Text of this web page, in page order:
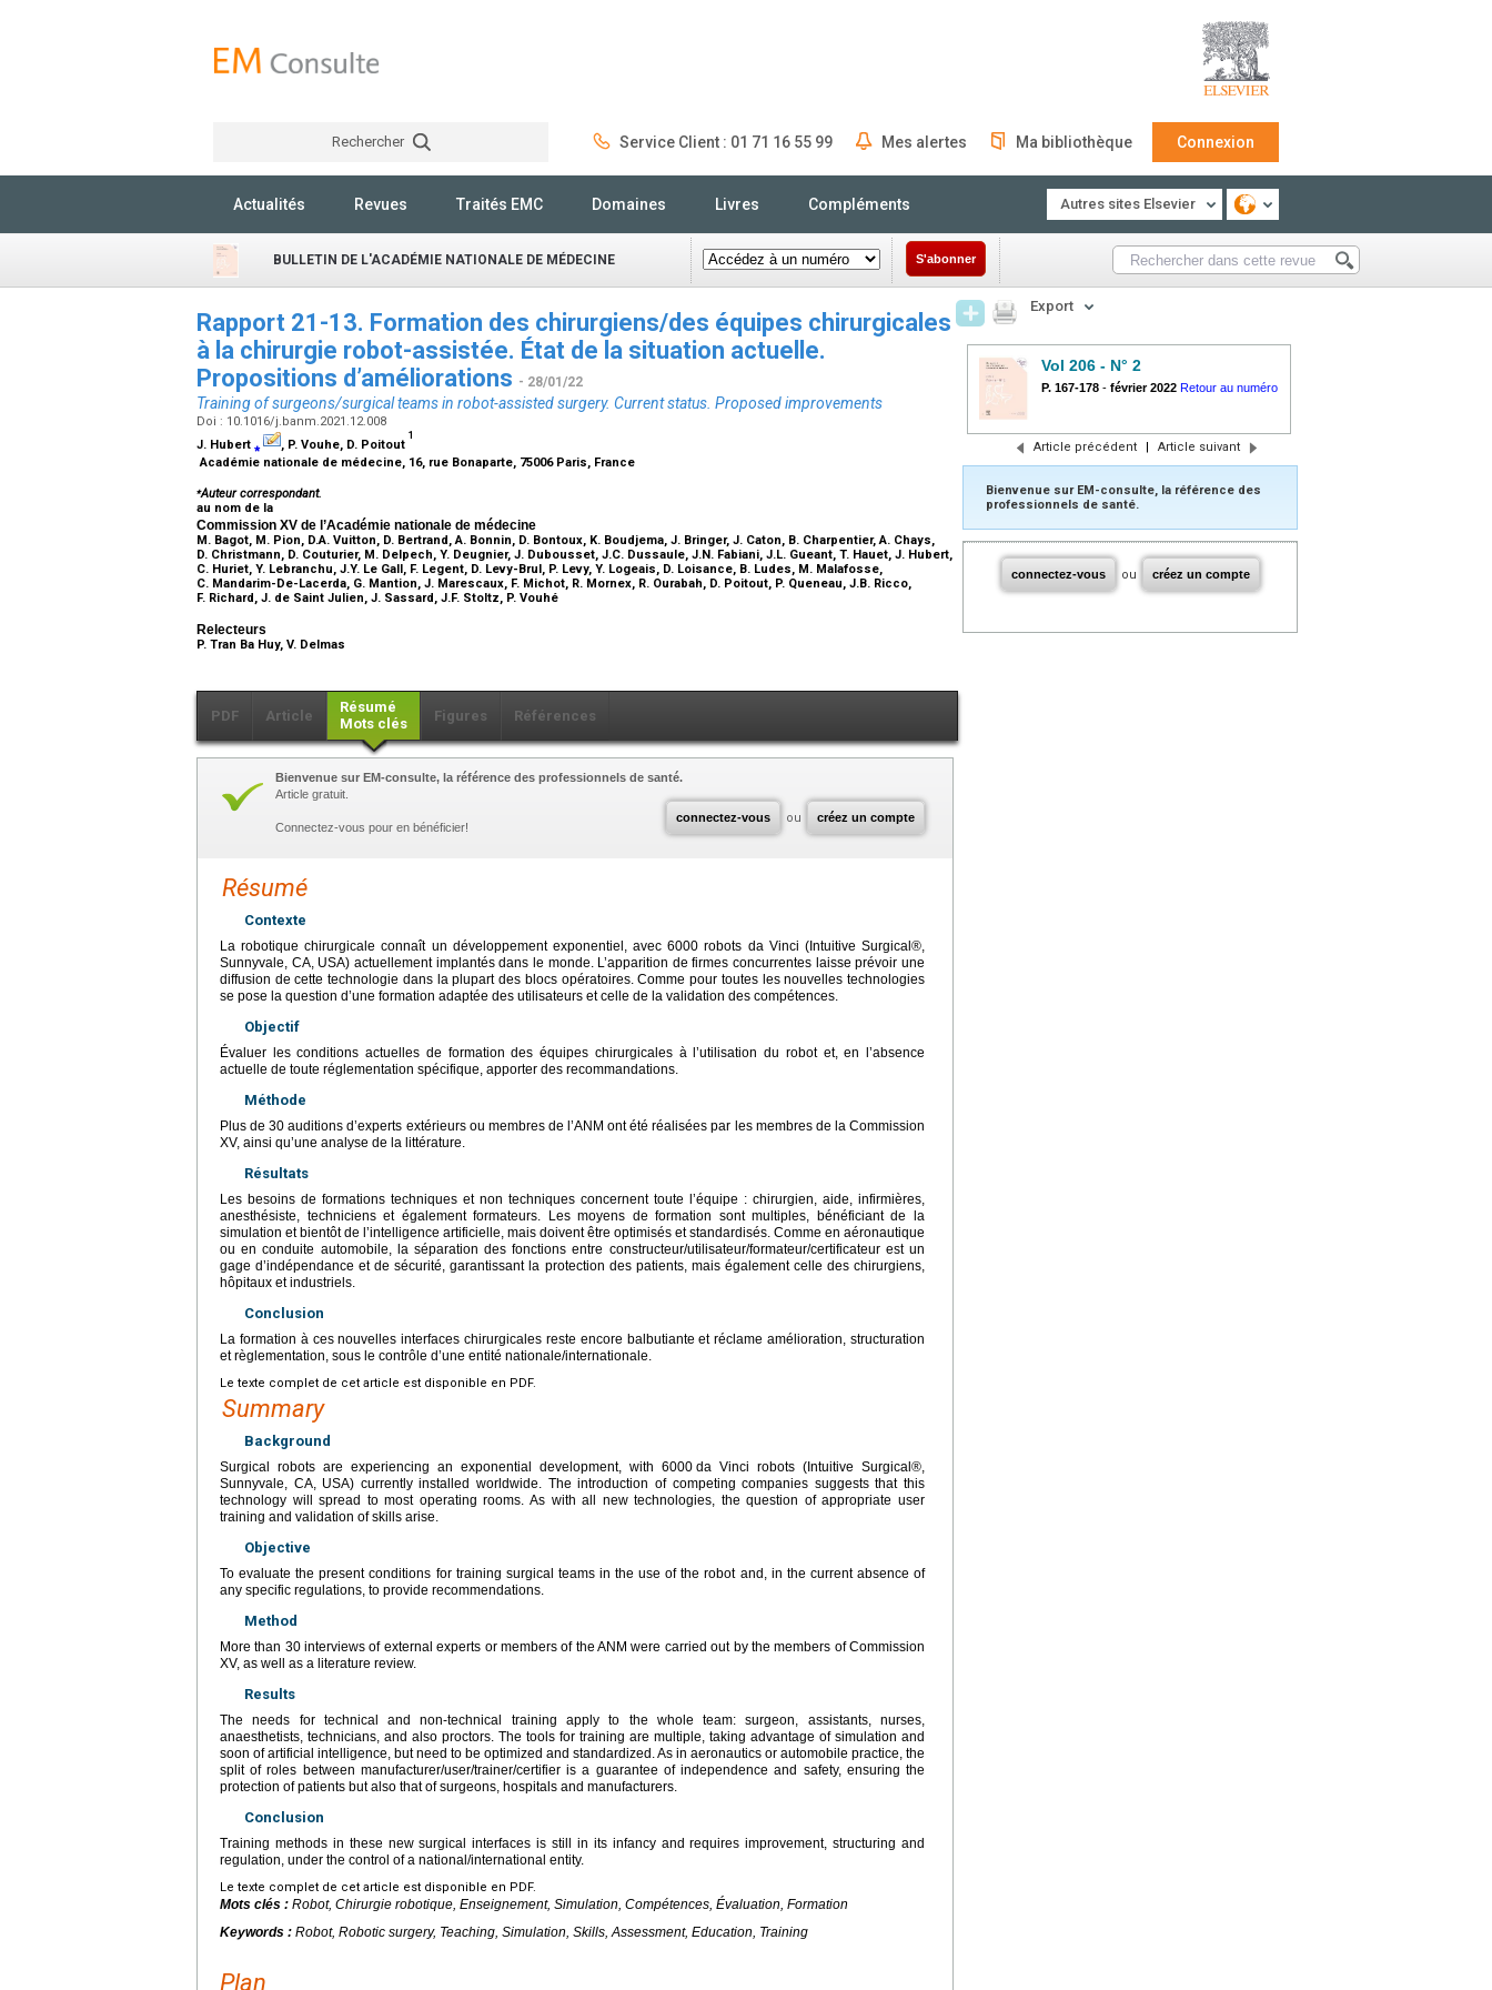
Rechercher Service Client : 01 71 16 55 99 Mes alertes Ma bibliothèque Connexion
Actualités Revues Traités EMC Domaines Livres Compléments Autres sites Elsevier
BULLETIN DE L'ACADÉMIE NATIONALE DE MÉDECINE S'abonner
Rapport 21-13. Formation des chirurgiens/des équipes chirurgicales
à la chirurgie robot-assistée. État de la situation actuelle.
Propositions d’améliorations - 28/01/22
Training of surgeons/surgical teams in robot-assisted surgery. Current status. Proposed improvements
Doi : 10.1016/j.banm.2021.12.008
J. Hubert ⁎ , P. Vouhe, D. Poitout
1
Académie nationale de médecine, 16, rue Bonaparte, 75006 Paris, France
⁎Auteur correspondant.
au nom de la
Commission XV de l’Académie nationale de médecine
M. Bagot, M. Pion, D.A. Vuitton, D. Bertrand, A. Bonnin, D. Bontoux, K. Boudjema, J. Bringer, J. Caton, B. Charpentier, A. Chays,
D. Christmann, D. Couturier, M. Delpech, Y. Deugnier, J. Dubousset, J.C. Dussaule, J.N. Fabiani, J.L. Gueant, T. Hauet, J. Hubert,
C. Huriet, Y. Lebranchu, J.Y. Le Gall, F. Legent, D. Levy-Brul, P. Levy, Y. Logeais, D. Loisance, B. Ludes, M. Malafosse,
C. Mandarim-De-Lacerda, G. Mantion, J. Marescaux, F. Michot, R. Mornex, R. Ourabah, D. Poitout, P. Queneau, J.B. Ricco,
F. Richard, J. de Saint Julien, J. Sassard, J.F. Stoltz, P. Vouhé
Relecteurs
P. Tran Ba Huy, V. Delmas
PDF Article
Résumé
Mots clés
Figures Références
connectez-vous ou créez un compte
Bienvenue sur EM-consulte, la référence des professionnels de santé.
Article gratuit.
Connectez-vous pour en bénéficier!
Résumé
Contexte
La robotique chirurgicale connaît un développement exponentiel, avec 6000 robots da Vinci (Intuitive Surgical®,
Sunnyvale, CA, USA) actuellement implantés dans le monde. L’apparition de firmes concurrentes laisse prévoir une
diffusion de cette technologie dans la plupart des blocs opératoires. Comme pour toutes les nouvelles technologies
se pose la question d’une formation adaptée des utilisateurs et celle de la validation des compétences.
Objectif
Évaluer les conditions actuelles de formation des équipes chirurgicales à l’utilisation du robot et, en l’absence
actuelle de toute réglementation spécifique, apporter des recommandations.
Méthode
Plus de 30 auditions d’experts extérieurs ou membres de l’ANM ont été réalisées par les membres de la Commission
XV, ainsi qu’une analyse de la littérature.
Résultats
Les besoins de formations techniques et non techniques concernent toute l’équipe : chirurgien, aide, infirmières,
anesthésiste, techniciens et également formateurs. Les moyens de formation sont multiples, bénéficiant de la
simulation et bientôt de l’intelligence artificielle, mais doivent être optimisés et standardisés. Comme en aéronautique
ou en conduite automobile, la séparation des fonctions entre constructeur/utilisateur/formateur/certificateur est un
gage d’indépendance et de sécurité, garantissant la protection des patients, mais également celle des chirurgiens,
hôpitaux et industriels.
Conclusion
La formation à ces nouvelles interfaces chirurgicales reste encore balbutiante et réclame amélioration, structuration
et règlementation, sous le contrôle d’une entité nationale/internationale.
Le texte complet de cet article est disponible en PDF.
Summary
Background
Surgical robots are experiencing an exponential development, with 6000 da Vinci robots (Intuitive Surgical®,
Sunnyvale, CA, USA) currently installed worldwide. The introduction of competing companies suggests that this
technology will spread to most operating rooms. As with all new technologies, the question of appropriate user
training and validation of skills arise.
Objective
To evaluate the present conditions for training surgical teams in the use of the robot and, in the current absence of
any specific regulations, to provide recommendations.
Method
More than 30 interviews of external experts or members of the ANM were carried out by the members of Commission
XV, as well as a literature review.
Results
The needs for technical and non-technical training apply to the whole team: surgeon, assistants, nurses,
anaesthetists, technicians, and also proctors. The tools for training are multiple, taking advantage of simulation and
soon of artificial intelligence, but need to be optimized and standardized. As in aeronautics or automobile practice, the
split of roles between manufacturer/user/trainer/certifier is a guarantee of independence and safety, ensuring the
protection of patients but also that of surgeons, hospitals and manufacturers.
Conclusion
Training methods in these new surgical interfaces is still in its infancy and requires improvement, structuring and
regulation, under the control of a national/international entity.
Le texte complet de cet article est disponible en PDF.
Mots clés : Robot, Chirurgie robotique, Enseignement, Simulation, Compétences, Évaluation, Formation
Keywords : Robot, Robotic surgery, Teaching, Simulation, Skills, Assessment, Education, Training
Plan
Export
Vol 206 - N° 2
P. 167-178 - février 2022 Retour au numéro
Article précédent | Article suivant
Bienvenue sur EM-consulte, la référence des
professionnels de santé.
connectez-vous ou créez un compte